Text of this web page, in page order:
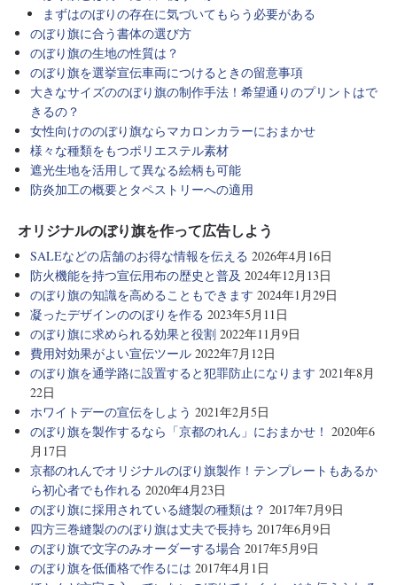
まずはのぼりの存在に気づいてもらう必要がある
のぼり旗に合う書体の選び方
のぼり旗の生地の性質は？
のぼり旗を選挙宣伝車両につけるときの留意事項
大きなサイズののぼり旗の制作手法！希望通りのプリントはで
きるの？
女性向けののぼり旗ならマカロンカラーにおまかせ
様々な種類をもつポリエステル素材
遮光生地を活用して異なる絵柄も可能
防炎加工の概要とタペストリーへの適用
オリジナルのぼり旗を作って広告しよう
SALEなどの店舗のお得な情報を伝える 2026年4月16日
防火機能を持つ宣伝用布の歴史と普及 2024年12月13日
のぼり旗の知識を高めることもできます 2024年1月29日
凝ったデザインののぼりを作る 2023年5月11日
のぼり旗に求められる効果と役割 2022年11月9日
費用対効果がよい宣伝ツール 2022年7月12日
のぼり旗を通学路に設置すると犯罪防止になります 2021年8月
22日
ホワイトデーの宣伝をしよう 2021年2月5日
のぼり旗を製作するなら「京都のれん」におまかせ！ 2020年6
月17日
京都のれんでオリジナルのぼり旗製作！テンプレートもあるか
ら初心者でも作れる 2020年4月23日
のぼり旗に採用されている縫製の種類は？ 2017年7月9日
四方三巻縫製ののぼり旗は丈夫で長持ち 2017年6月9日
のぼり旗で文字のみオーダーする場合 2017年5月9日
のぼり旗を低価格で作るには 2017年4月1日